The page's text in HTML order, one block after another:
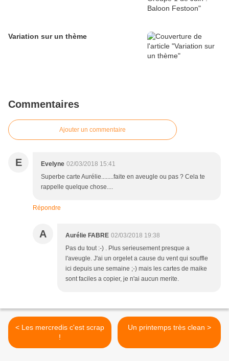
Variation sur un thème
Commentaires
Ajouter un commentaire
E Evelyne 02/03/2018 15:41
Superbe carte Aurélie........faite en aveugle ou pas ? Cela te
rappelle quelque chose....
Répondre
A Aurélie FABRE 02/03/2018 19:38
Pas du tout :-) . Plus serieusement presque a
l'aveugle. J'ai un orgelet a cause du vent qui souffle
ici depuis une semaine ;-) mais les cartes de maike
sont faciles a copier, je n'ai aucun merite.
< Les mercredis c'est scrap
!
Un printemps très clean >